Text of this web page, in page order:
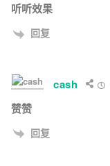
听听效果
回复
cash
赞赞
回复